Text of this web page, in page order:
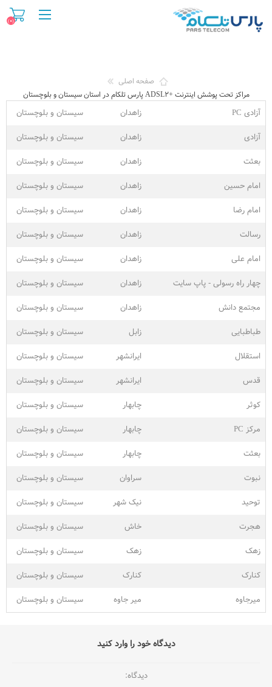
(۰)
صفحه اصلی
مراکز تحت پوشش اینترنت +ADSL۲ پارس تلکام در استان سیستان و بلوچستان
آزادی PC زاهدان
سیستان و بلوچستان
آزادی
زاهدان
سیستان و بلوچستان
بعثت
زاهدان
سیستان و بلوچستان
امام حسین
زاهدان
سیستان و بلوچستان
امام رضا
زاهدان
سیستان و بلوچستان
رسالت
زاهدان
سیستان و بلوچستان
امام علی
زاهدان
سیستان و بلوچستان
چهار راه رسولی - پاپ سایت
زاهدان
سیستان و بلوچستان
مجتمع دانش
زاهدان
سیستان و بلوچستان
طباطبایی
زابل
سیستان و بلوچستان
استقلال
ایرانشهر
سیستان و بلوچستان
قدس
ایرانشهر
سیستان و بلوچستان
کوثر
چابهار
سیستان و بلوچستان
مرکز PC
چابهار
سیستان و بلوچستان
بعثت
چابهار
سیستان و بلوچستان
نبوت
سراوان
سیستان و بلوچستان
توحید
نیک شهر
سیستان و بلوچستان
هجرت
خاش
سیستان و بلوچستان
زهک
زهک
سیستان و بلوچستان
کنارک
کنارک
سیستان و بلوچستان
میرجاوه
میر جاوه سیستان و بلوچستان
دیدگاه خود را وارد کنید
دیدگاه: